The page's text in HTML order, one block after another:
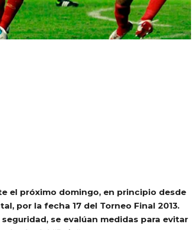
el próximo domingo, en principio desde
por la fecha 17 del Torneo Final 2013.
se evalúan medidas para evitar